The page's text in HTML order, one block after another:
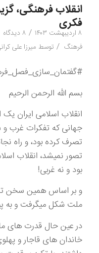
انقلاب فرهنگی،
فکری
۸ اردیبهشت ۱۴۰۳ / ۸ دیدگاه
فرهنگ / توسط میرزا علی
بسم الله الرحمن الرحیم
انقلاب اسلامی ایران یک
جهانی که تفکرات غرب
تصرف کرده بود، و راه
تصور نمیشد، انقلاب
بود و نه غربی!
و بر اساس همین سخن
ملت شکل میگرفت و به
در عین حال قدرت های
خاندان های قاجار و